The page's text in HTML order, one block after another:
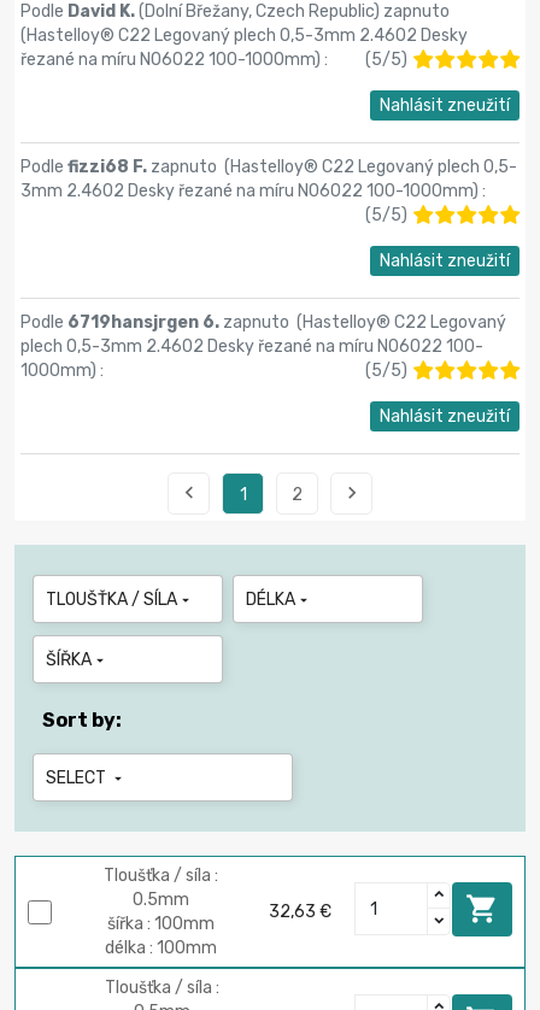
Podle David K.(Dolní Břežany, Czech Republic) zapnuto
(Hastelloy® C22 Legovaný plech 0,5-3mm 2.4602 Desky
řezané na míru N06022 100-1000mm) : (5/5)
Nahlásit zneužití
Podle fizzi68 F. zapnuto (Hastelloy® C22 Legovaný plech 0,5-
3mm 2.4602 Desky řezané na míru N06022 100-1000mm) :
(5/5)
Nahlásit zneužití
Podle 6719hansjrgen 6. zapnuto (Hastelloy® C22 Legovaný
plech 0,5-3mm 2.4602 Desky řezané na míru N06022 100-
1000mm) : (5/5)
Nahlásit zneužití
 1 2 
TLOUŠŤKA / SÍLA  DÉLKA 
ŠÍŘKA 
Sort by:
SELECT 
Tloušťka / síla :
0.5mm
šířka : 100mm
délka : 100mm
32,63 € 
Tloušťka / síla :